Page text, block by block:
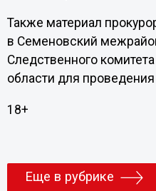
Также материал
в Семеновский
Следственного
области для
18+
Еще в рубрике